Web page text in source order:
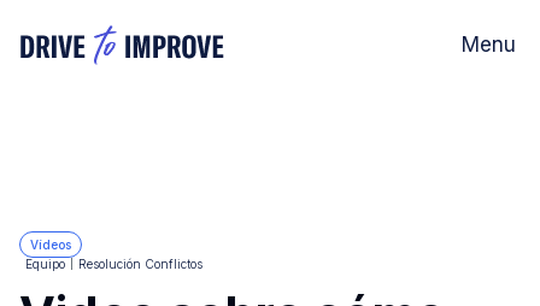
Menu
Vídeos
Equipo
Resolución Conflictos